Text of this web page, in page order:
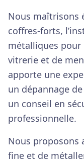
Nous maîtrisons
coffres-forts,
métalliques pour
vitrerie et de
apporte une
un dépannage
un conseil en
professionnelle.
Nous proposons
fine et de